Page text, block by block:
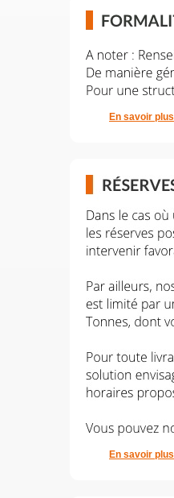
En savoir plus
En savoir plus